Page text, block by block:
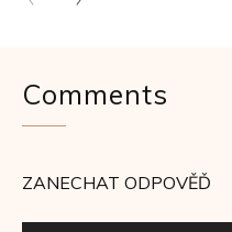
Comments
ZANECHAT ODPOVĚĎ